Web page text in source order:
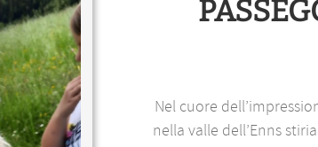
Nel cuore
nella valle dell’Enns